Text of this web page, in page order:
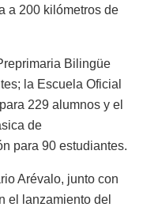
a 200 kilómetros de
Bilingüe
la Escuela Oficial
229 alumnos y el
de
para 90 estudiantes.
Arévalo, junto con
el lanzamiento del